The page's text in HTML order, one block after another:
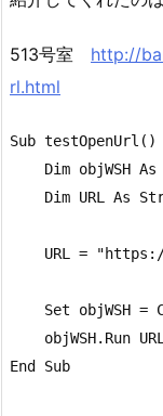
513号室 http://
rl.html
Sub testOpenUrl()
End Sub